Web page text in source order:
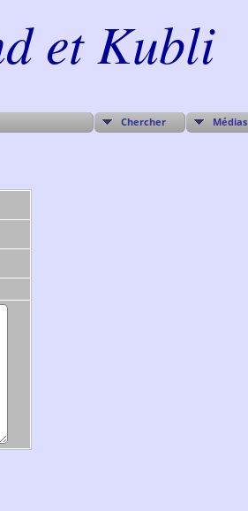
et Kubli
Chercher Médias